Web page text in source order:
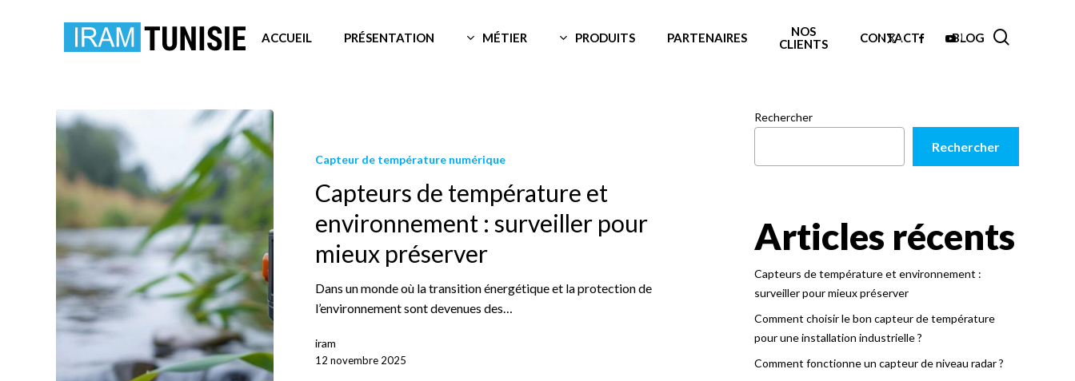
ACCUEIL PRÉSENTATION MÉTIER PRODUITS PARTENAIRES
NOS
CLIENTS
CONTACT BLOG
X-
FacebookYoutube
Capteur de température numérique
Capteurs de température et
environnement : surveiller pour
mieux préserver
Dans un monde où la transition énergétique et la protection de
l’environnement sont devenues des…
iram
12 novembre 2025
Rechercher
Rechercher
Articles récents
Capteurs de température et environnement :
surveiller pour mieux préserver
Comment choisir le bon capteur de température
pour une installation industrielle ?
Comment fonctionne un capteur de niveau radar ?